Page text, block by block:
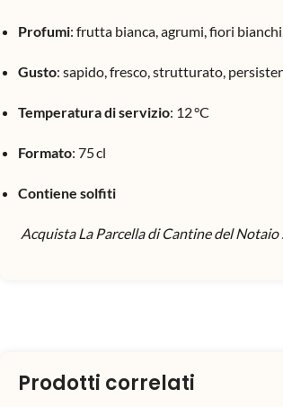
Profumi: frutta bianca, agrumi, fiori
Gusto: sapido, fresco, strutturato,
Temperatura di servizio: 12 °C
Formato: 75 cl
Contiene solfiti
Acquista La Parcella di Cantine del
Prodotti correlati